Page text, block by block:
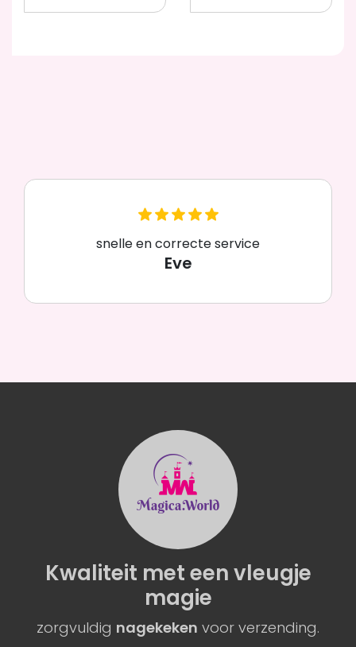
snelle en correcte service
Eve
Kwaliteit met eenvleugje
magie
zorgvuldig nagekeken voor verzending.